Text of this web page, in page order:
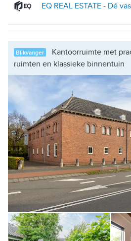
EQ REAL ESTATE - Dé
Blikvanger
Kantoorruimte met
ruimten en klassieke binnentuin